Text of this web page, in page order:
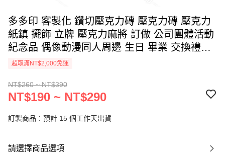
多多印 客製化 鑽切壓克力磚 壓克力磚 壓克力
紙鎮 擺飾 立牌 壓克力麻將 訂做 公司團體活動
紀念品 偶像動漫同人周邊 生日 畢業 交換禮物
紀念品 個性化 訂製
超取滿NT$2,000免運
NT$260 ~ NT$390
NT$190 ~ NT$290
訂製商品：預計 15 個工作天出貨
請選擇商品選項